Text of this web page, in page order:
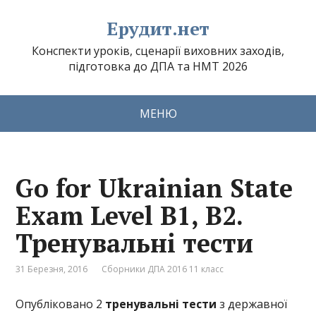
Ерудит.нет
Конспекти уроків, сценарії виховних заходів,
підготовка до ДПА та НМТ 2026
МЕНЮ
Go for Ukrainian State
Exam Level B1, B2.
Тренувальні тести
31 Березня, 2016 Сборники ДПА 2016 11 класс
Опубліковано 2 тренувальні тести з державної